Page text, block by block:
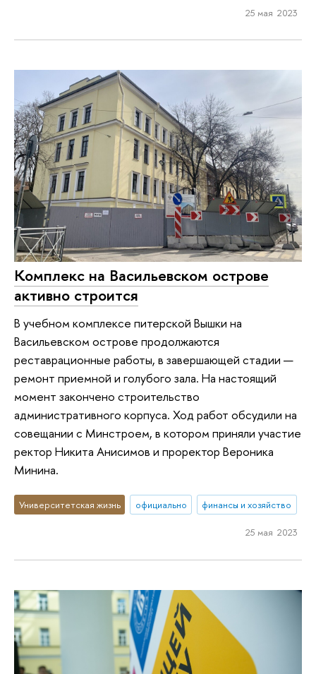
25 мая 2023
Комплекс на Васильевском острове
активно строится
В учебном комплексе питерской Вышки на
Васильевском острове продолжаются
реставрационные работы, в завершающей стадии —
ремонт приемной и голубого зала. На настоящий
момент закончено строительство
административного корпуса. Ход работ обсудили на
совещании с Минстроем, в котором приняли участие
ректор Никита Анисимов и проректор Вероника
Минина.
Университетская жизнь официально финансы и хозяйство
25 мая 2023